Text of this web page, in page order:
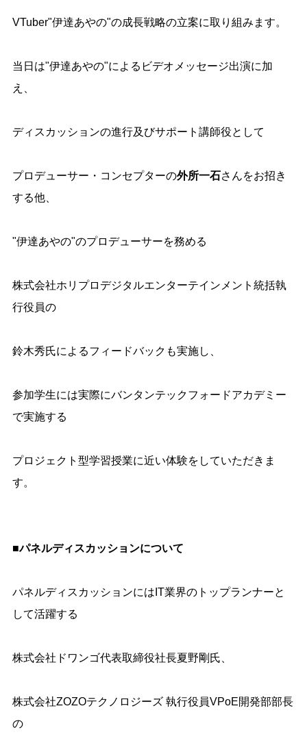
VTuber"伊達あやの"の成長戦略の立案に取り組みます。
当日は"伊達あやの"によるビデオメッセージ出演に加
え、
ディスカッションの進行及びサポート講師役として
プロデューサー・コンセプターの外所一石さんをお招き
する他、
"伊達あやの"のプロデューサーを務める
株式会社ホリプロデジタルエンターテインメント統括執
行役員の
鈴木秀氏によるフィードバックも実施し、
参加学生には実際にバンタンテックフォードアカデミー
で実施する
プロジェクト型学習授業に近い体験をしていただきま
す。
■パネルディスカッションについて
パネルディスカッションには IT業界のトップランナーと
して活躍する
株式会社ドワンゴ代表取締役社長夏野剛氏、
株式会社ZOZOテクノロジーズ 執行役員VPoE開発部部長
の